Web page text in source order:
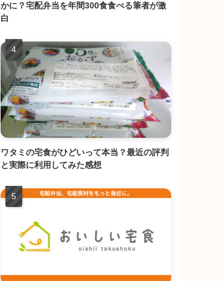
かに？宅配弁当を年間300食食べる筆者が激
白
ワタミの宅食がひどいって本当？最近の評判
と実際に利用してみた感想